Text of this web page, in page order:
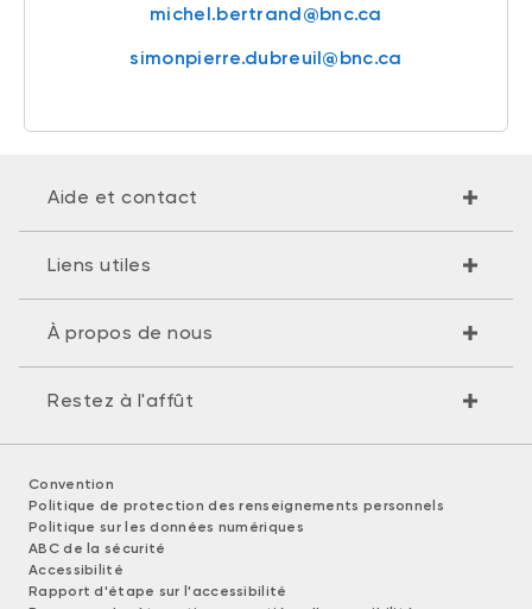
michel.bertrand@bnc.ca
simonpierre.dubreuil@bnc.ca
Aide et contact
Liens utiles
À propos de nous
Restez à l'affût
Convention
Politique de protection des renseignements personnels
Politique sur les données numériques
ABC de la sécurité
Accessibilité
Rapport d'étape sur l'accessibilité